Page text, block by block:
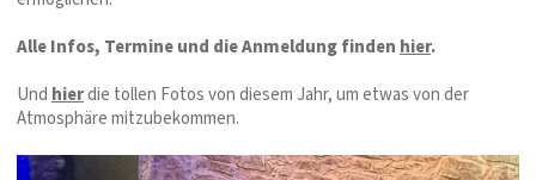
Alle Infos, Termine und die Anmeldung finden hier.
Und hierdie tollen Fotos von diesem Jahr, um etwas von der
Atmosphäre mitzubekommen.